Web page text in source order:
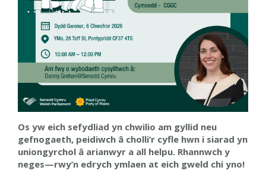
Os yw eich sefydliad yn chwilio am gyllid neu
gefnogaeth, peidiwch â cholli’r cyfle hwn i siarad yn
uniongyrchol â arianwyr a all helpu. Rhannwch y
neges—rwy’n edrych ymlaen at eich gweld chi yno!